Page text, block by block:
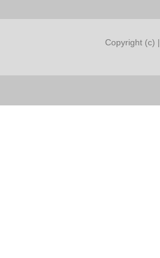
Copyright (c) |